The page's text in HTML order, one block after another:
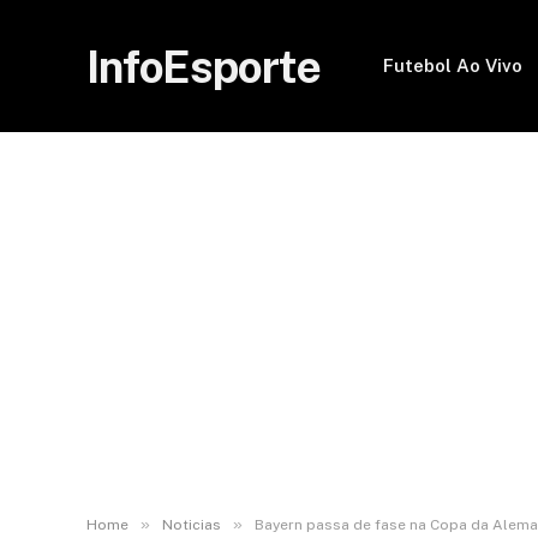
InfoEsporte Futebol Ao Vivo
Home » Noticias » Bayern passa de fase na Copa da